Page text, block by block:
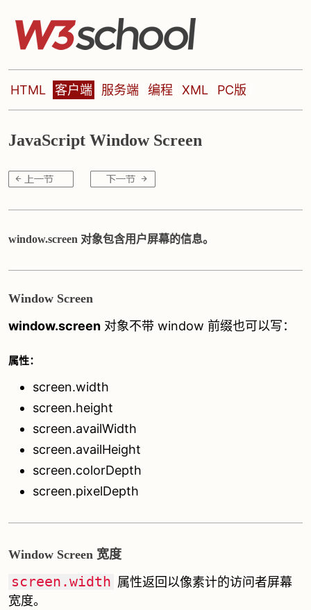
HTML 客户端 服务端 编程 XML PC版
JavaScript Window Screen
window.screen 对象包含用户屏幕的信息。
Window Screen
window.screen 对象不带 window 前缀也可以写：
属性：
screen.width
screen.height
screen.availWidth
screen.availHeight
screen.colorDepth
screen.pixelDepth
Window Screen 宽度
screen.width 属性返回以像素计的访问者屏幕
宽度。